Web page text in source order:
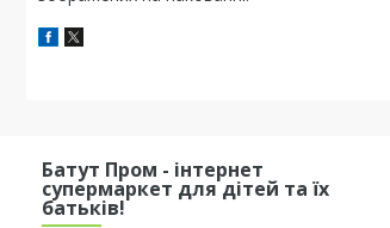
Батут Пром - інтернет
супермаркет для дітей та їх
батьків!